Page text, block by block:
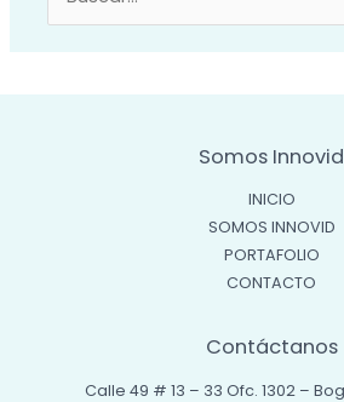
por:
Somos Innovid
INICIO
SOMOS INNOVID
PORTAFOLIO
CONTACTO
Contáctanos
Calle 49 # 13 – 33 Ofc. 1302 –